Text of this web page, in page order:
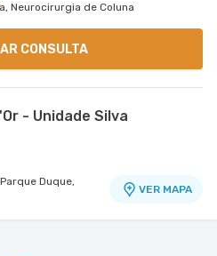
Neurocirurgia de Coluna
CONSULTA
- Unidade Silva
Duque,
VER MAPA